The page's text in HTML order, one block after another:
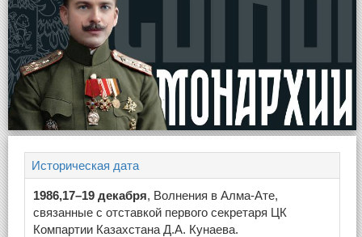
Историческая дата
1986,17–19 декабря, Волнения в Алма-Ате,
связанные с отставкой первого секретаря ЦК
Компартии Казахстана Д.А. Кунаева.